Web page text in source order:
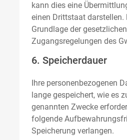
kann dies eine
einen Drittstaat
Grundlage der gesetzlichen
Zugangsregelungen des
6. Speicherdauer
Ihre personenbezogenen
lange gespeichert, wie es
genannten Zwecke
folgende
Speicherung verlangen.